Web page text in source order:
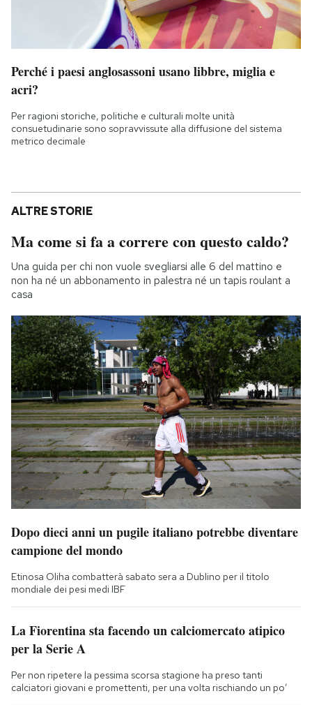
Perché i paesi anglosassoni usano libbre, miglia e
acri?
Per ragioni storiche, politiche e culturali molte unità
consuetudinarie sono sopravvissute alla diffusione del sistema
metrico decimale
ALTRE STORIE
Ma come si fa a correre con questo caldo?
Una guida per chi non vuole svegliarsi alle 6 del mattino e
non ha né un abbonamento in palestra né un tapis roulant a
casa
Dopo dieci anni un pugile italiano potrebbe diventare
campione del mondo
Etinosa Oliha combatterà sabato sera a Dublino per il titolo
mondiale dei pesi medi IBF
La Fiorentina sta facendo un calciomercato atipico
per la Serie A
Per non ripetere la pessima scorsa stagione ha preso tanti
calciatori giovani e promettenti, per una volta rischiando un po’